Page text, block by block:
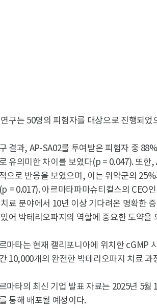
구는 50명의 피험자를 대상으로 진행되
결과, AP-SA02를 투여받은 피험자 중
유의미한 차이를 보였다(p = 0.047). 또한
으로 반응을 보였으며, 이는 위약군의
= 0.017). 아르마타파마슈티컬스의 CEO
료 분야에서 10년 이상 기다려온 명확한
어 박테리오파지의 역할에 중요한 도약을
마타는 현재 캘리포니아에 위치한 cGMP
10,000개의 완전한 박테리오파지 치료
마타의 최신 기업 발표 자료는 2025년 5
통해 배포될 예정이다.